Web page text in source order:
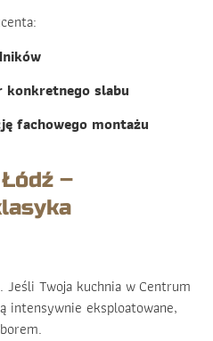
konkretnego slabu
fachowego montażu
–
Twoja kuchnia w Centrum
intensywnie eksploatowane,